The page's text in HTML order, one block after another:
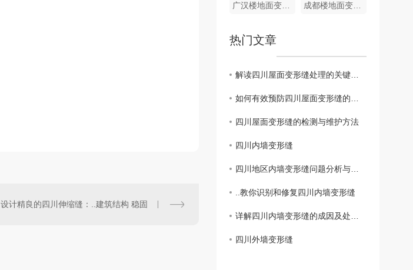
设计精良的四川伸缩缝：..建筑结构 稳固
广汉楼地面变形缝定制 成都楼地面变形缝销售
热门文章
解读四川屋面变形缝处理的关键技巧
如何有效预防四川屋面变形缝的出现
四川屋面变形缝的检测与维护方法
四川内墙变形缝
四川地区内墙变形缝问题分析与解决方案
..教你识别和修复四川内墙变形缝
详解四川内墙变形缝的成因及处理方式
四川外墙变形缝